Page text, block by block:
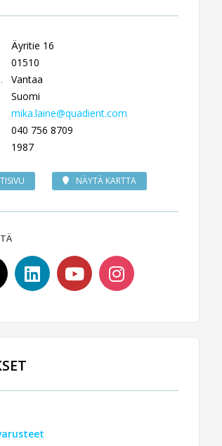
Äyritie 16
01510
Vantaa
Suomi
mika.laine@quadient.com
040 756 8709
1987
NÄYTÄ KARTTA